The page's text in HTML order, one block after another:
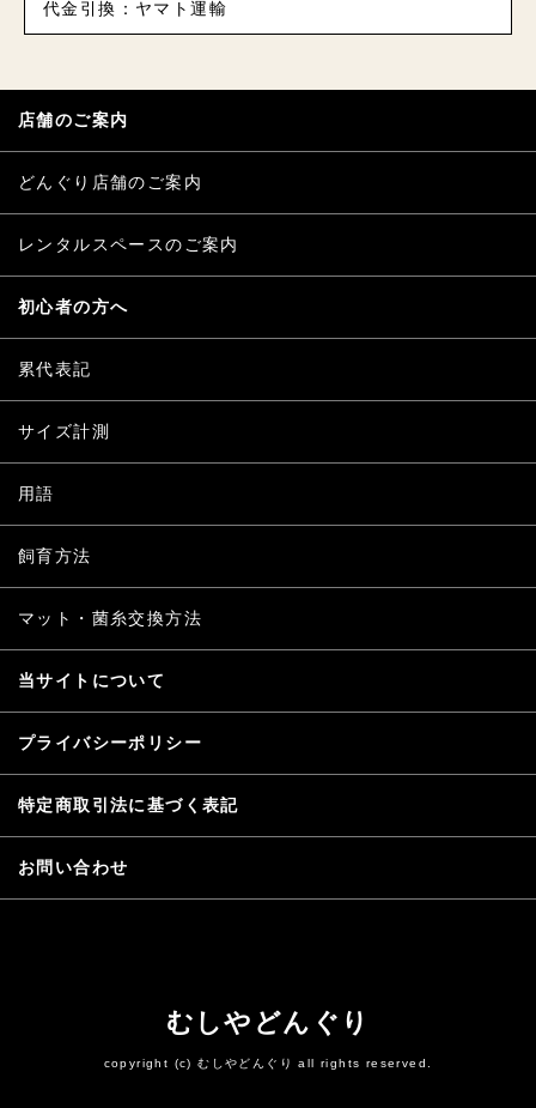
代金引換：ヤマト運輸
店舗のご案内
どんぐり店舗のご案内
レンタルスペースのご案内
初心者の方へ
累代表記
サイズ計測
用語
飼育方法
マット・菌糸交換方法
当サイトについて
プライバシーポリシー
特定商取引法に基づく表記
お問い合わせ
むしやどんぐり
copyright (c) むしやどんぐり all rights reserved.